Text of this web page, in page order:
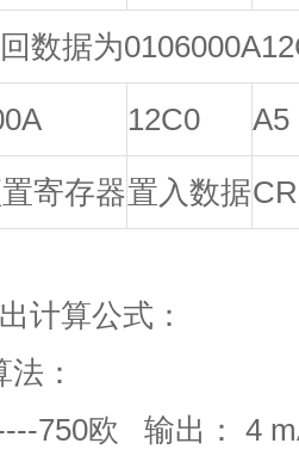
数据为
12C0 A5
寄存器置入数据
计算公式：
：
750欧 输出： 4